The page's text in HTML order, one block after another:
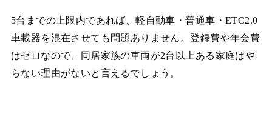
5台までの上限内であれば、軽自動車・普通車・ETC2.0
車載器を混在させても問題ありません。登録費や年会費
はゼロなので、同居家族の車両が2台以上ある家庭はや
らない理由がないと言えるでしょう。